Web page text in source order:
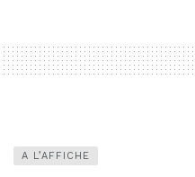
A L’AFFICHE